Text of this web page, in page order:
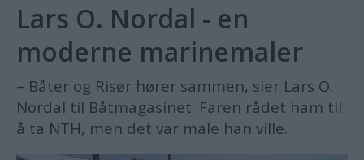
Lars O. Nordal - en
moderne marinemaler
– Båter og Risør hører sammen, sier Lars O.
Nordal til Båtmagasinet. Faren rådet ham til
å ta NTH, men det var male han ville.